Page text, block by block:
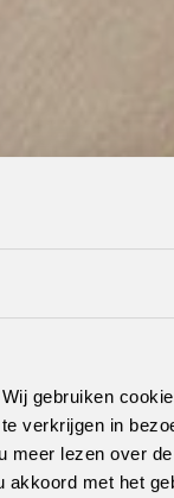
gebruiken
verkrijgen in
meer lezen over
akkoord met het